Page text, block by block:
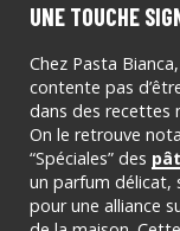
UNE TOUCHE
Chez Pasta
contente pas
dans des recettes
On le retrouve
“Spéciales” des
un parfum délicat,
pour une alliance